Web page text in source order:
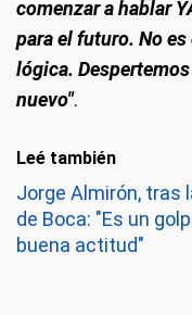
comenzar a hablar
para el futuro. No
lógica.
nuevo".
Leé también
Jorge Almirón, tras
de Boca: "Es un
buena actitud"